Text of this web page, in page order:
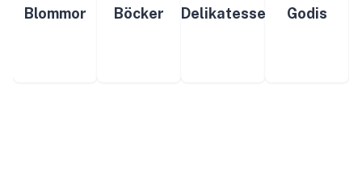
Blommor Böcker Delikatesser Godis